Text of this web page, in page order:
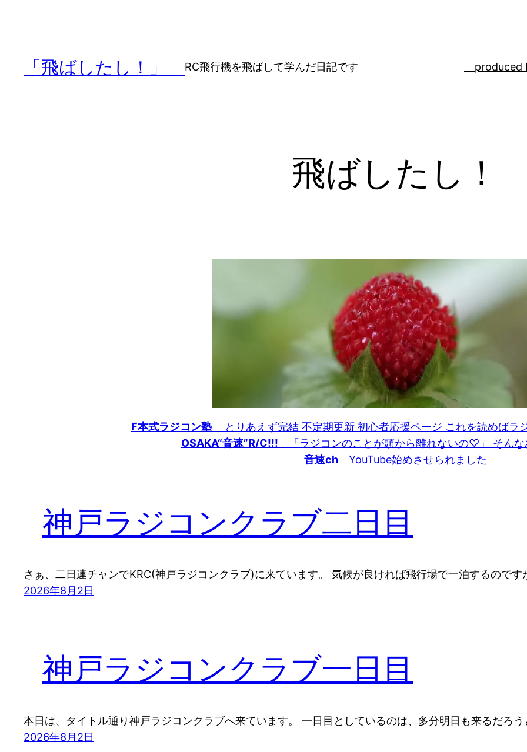
「飛ばしたし！」 RC飛行機を飛ばして学んだ日記です produced
飛ばしたし！
F本式ラジコン塾
とりあえず完結 不定期更新 初心者応援ページ これを読めばラ
OSAKA“音速”R/C!!! 「ラジコンのことが頭から離れないの♡」 そんな
音速chYouTube始めさせられました
神戸ラジコンクラブ二日目
さぁ、二日連チャンでKRC(神戸ラジコンクラブ)に来ています。 気候が良ければ飛行場で一泊するので
2026年8月2日
神戸ラジコンクラブ一日目
本日は、タイトル通り神戸ラジコンクラブへ来ています。 一日目としているのは、多分明日も来るだろ
2026年8月2日